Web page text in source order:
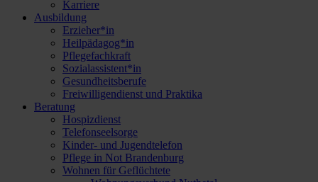
Karriere
Ausbildung
Erzieher*in
Heilpädagog*in
Pflegefachkraft
Sozialassistent*in
Gesundheitsberufe
Freiwilligendienst und Praktika
Beratung
Hospizdienst
Telefonseelsorge
Kinder- und Jugendtelefon
Pflege in Not Brandenburg
Wohnen für Geflüchtete